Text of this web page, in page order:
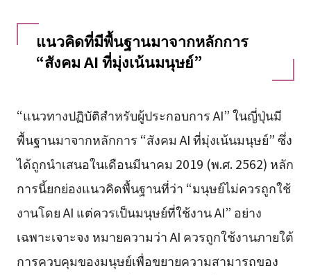
แนวคิดที่มีพื้นฐานมาจากหลักการ
“สังคม AI ที่มุ่งเน้นมนุษย์”
“แนวทางปฏิบัติสำหรับผู้ประกอบการ AI” ในญี่ปุ่นมี
พื้นฐานมาจากหลักการ “สังคม AI ที่มุ่งเน้นมนุษย์” ซึ่ง
ได้ถูกนำเสนอในเดือนมีนาคม 2019 (พ.ศ. 2562) หลัก
การนี้ยกย่องแนวคิดพื้นฐานที่ว่า “มนุษย์ไม่ควรถูกใช้
งานโดย AI แต่ควรเป็นมนุษย์ที่ใช้งาน AI” อย่าง
เฉพาะเจาะจง หมายความว่า AI ควรถูกใช้งานภายใต้
การควบคุมของมนุษย์เพื่อขยายความสามารถของ